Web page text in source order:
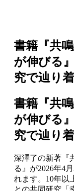
書籍『共
が伸びる
究で辿り
書籍『共
が伸びる
究で辿り
深澤了の新著
る』が2026年4
れます。10年以
との共同研究「